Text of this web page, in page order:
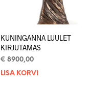
KUNINGANNA LUULET
KIRJUTAMAS
€ 8900,00
LISA KORVI